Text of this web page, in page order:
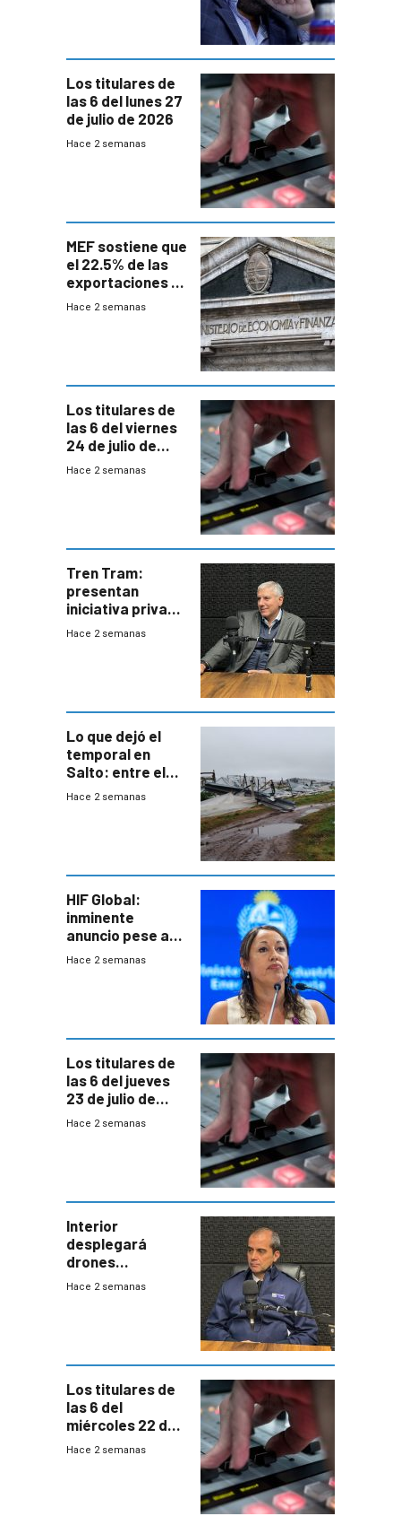
Los titulares de
las 6 del lunes 27
de julio de 2026
Hace 2 semanas
MEF sostiene que
el 22.5% de las
exportaciones a
EE.UU se verán
Hace 2 semanas
Los titulares de
las 6 del viernes
24 de julio de
2026
Hace 2 semanas
Tren Tram:
presentan
iniciativa privada
para una red de
Hace 2 semanas
Lo que dejó el
temporal en
Salto: entre el
impacto
Hace 2 semanas
HIF Global:
inminente
anuncio pese a
declaración de
gobierno
Hace 2 semanas
Los titulares de
las 6 del jueves
23 de julio de
2026
Hace 2 semanas
Interior
desplegará
drones
autónomos para
Hace 2 semanas
Los titulares de
las 6 del
miércoles 22 de
julio de 2026
Hace 2 semanas